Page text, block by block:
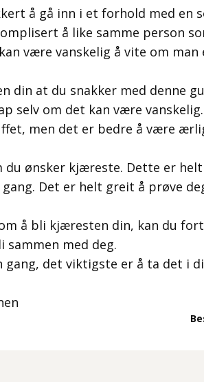
å gå inn i et forhold med en
å like samme person
være vanskelig å vite om
din at du snakker med denne
selv om det kan være
men det er bedre å være
du ønsker kjæreste. Dette er
Det er helt greit å prøve
å bli kjæresten din, kan du
sammen med deg.
gang, det viktigste er å ta det i